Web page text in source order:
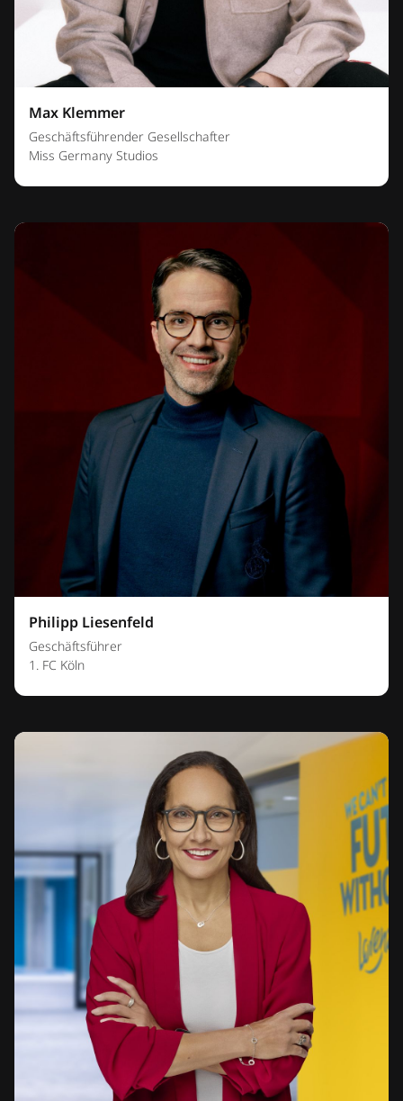
Max Klemmer
Geschäftsführender Gesellschafter
Miss Germany Studios
Philipp Liesenfeld
Geschäftsführer
1. FC Köln